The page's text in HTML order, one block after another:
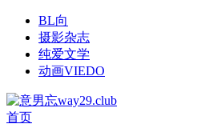
BL向
摄影杂志
纯爱文学
动画VIEDO
首页